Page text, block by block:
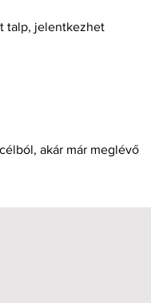
talp, jelentkezhet
akár már meglévő